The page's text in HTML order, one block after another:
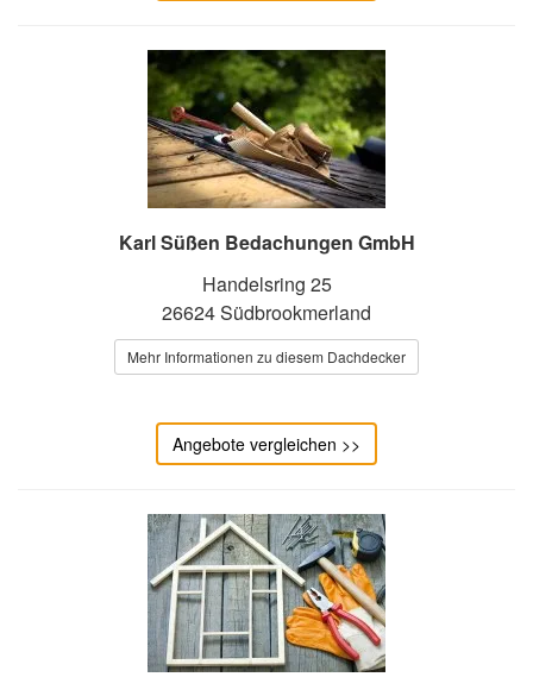
Karl Süßen Bedachungen GmbH
Handelsring 25
26624 Südbrookmerland
Mehr Informationen zu diesem Dachdecker
Angebote vergleichen >>